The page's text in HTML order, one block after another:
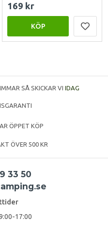
169 kr
KÖP
SÅ SKICKAR VI IDAG
ÖPPET KÖP
ÖVER 500 KR
33 50
17:00